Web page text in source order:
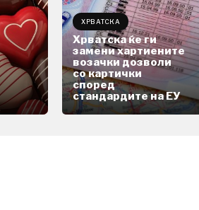
ХРВАТСКА
Хрватска ќе ги
замени хартиените
возачки дозволи
со картички
според
стандардите на ЕУ